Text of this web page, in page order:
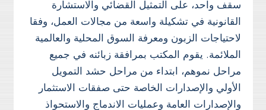
سقف واحد، على التمثيل القضائي والاستشارة
القانونية في تشكيلة واسعة من مجالات العمل، وفقا
لاحتياجات الزبون ومعرفة السوق المحلية والعالمية
الملائمة. يقوم المكتب بمرافقة زبائنه في جميع
مراحل نموهم، ابتداء من مراحل حشد التمويل
الأولي والإصدارات الخاصة حتى صفقات الاستثمار
والإصدارات العامة وعمليات الاندماج والاستحواذ